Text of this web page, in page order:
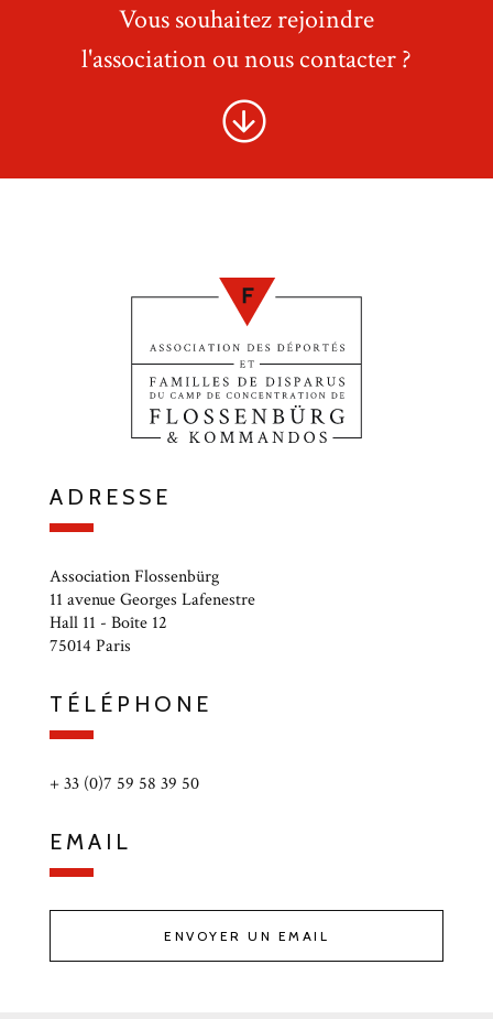
Vous souhaitez rejoindre
l'association ou nous contacter ?
ADRESSE
Association Flossenbürg
11 avenue Georges Lafenestre
Hall 11 - Boîte 12
75014 Paris
TÉLÉPHONE
+ 33 (0)7 59 58 39 50
EMAIL
ENVOYER UN EMAIL